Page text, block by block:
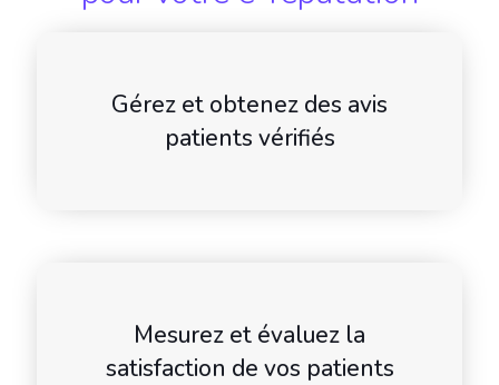
Gérez et obtenez des avis
patients vérifiés
Mesurez et évaluez la
satisfaction de vos patients